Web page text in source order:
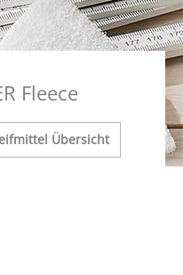
Fleece
Übersicht